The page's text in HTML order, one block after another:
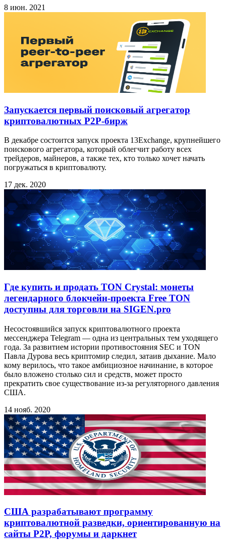
8 июн. 2021
Запускается первый поисковый агрегатор
криптовалютных P2P‑бирж
В декабре состоится запуск проекта 13Exchange, крупнейшего
поискового агрегатора, который облегчит работу всех
трейдеров, майнеров, а также тех, кто только хочет начать
погружаться в криптовалюту.
17 дек. 2020
Где купить и продать TON Crystal: монеты
легендарного блокчейн-проекта Free TON
доступны для торговли на SIGEN.pro
Несостоявшийся запуск криптовалютного проекта
мессенджера Telegram — одна из центральных тем уходящего
года. За развитием истории противостояния SEC и TON
Павла Дурова весь криптомир следил, затаив дыхание. Мало
кому верилось, что такое амбициозное начинание, в которое
было вложено столько сил и средств, может просто
прекратить свое существование из-за регуляторного давления
США.
14 нояб. 2020
США разрабатывают программу
криптовалютной разведки, ориентированную на
сайты P2P, форумы и даркнет